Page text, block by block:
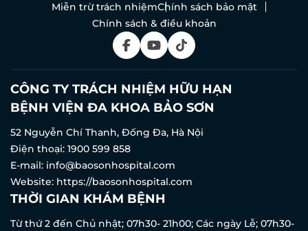
Miễn trừ trách nhiệmChính sách bảo mật
Chính sách & điều khoản
CÔNG TY TRÁCH NHIỆM HỮU HẠN
BỆNH VIỆN ĐA KHOA BẢO SƠN
52 Nguyễn Chí Thanh, Đống Đa, Hà Nội
Điện thoại: 1900 599 858
E-mail: info@baosonhospital.com
Website: https://baosonhospital.com
THỜI GIAN KHÁM BỆNH
Từ thứ 2 đến Chủ nhật; 07h30- 21h00; Các ngày Lễ; 07h30-